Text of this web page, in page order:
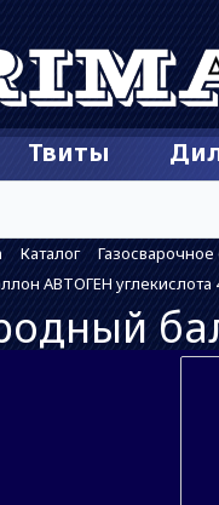
Твиты
Каталог
АВТОГЕН углекислота